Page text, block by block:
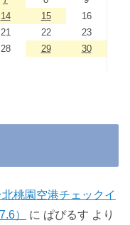
14 15
16
21 22
23
28 29
30
桃園空港チェックイ
）
に ぱぴるす より